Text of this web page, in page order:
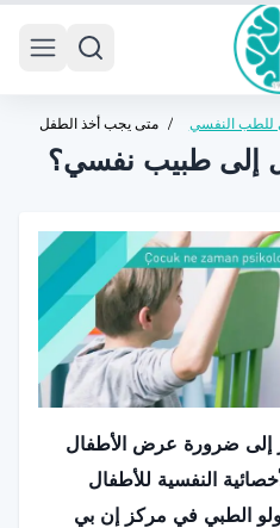
للطب النفسي
/ متى يجب أخذ الطفل
إلى طبيب نفسي؟
إلى ضرورة عرض الأطفال
النفسية للأطفال
الطبي في مركز إن بي